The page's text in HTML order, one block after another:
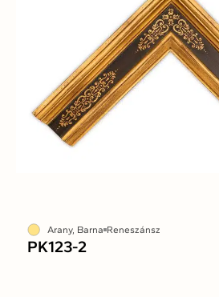
Arany, Barna Reneszánsz
PK123-2